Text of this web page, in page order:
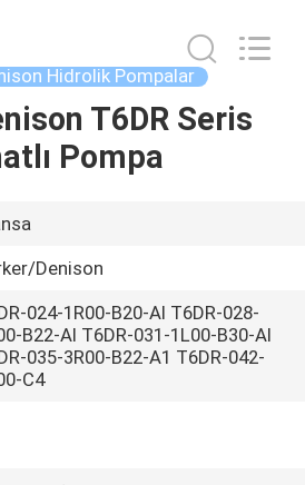
Hidrolik Pompalar
T6DR Seris
Pompa
Denison
024-1R00-B20-Al T6DR-028-
B22-Al T6DR-031-1L00-B30-Al
035-3R00-B22-A1 T6DR-042-
C4